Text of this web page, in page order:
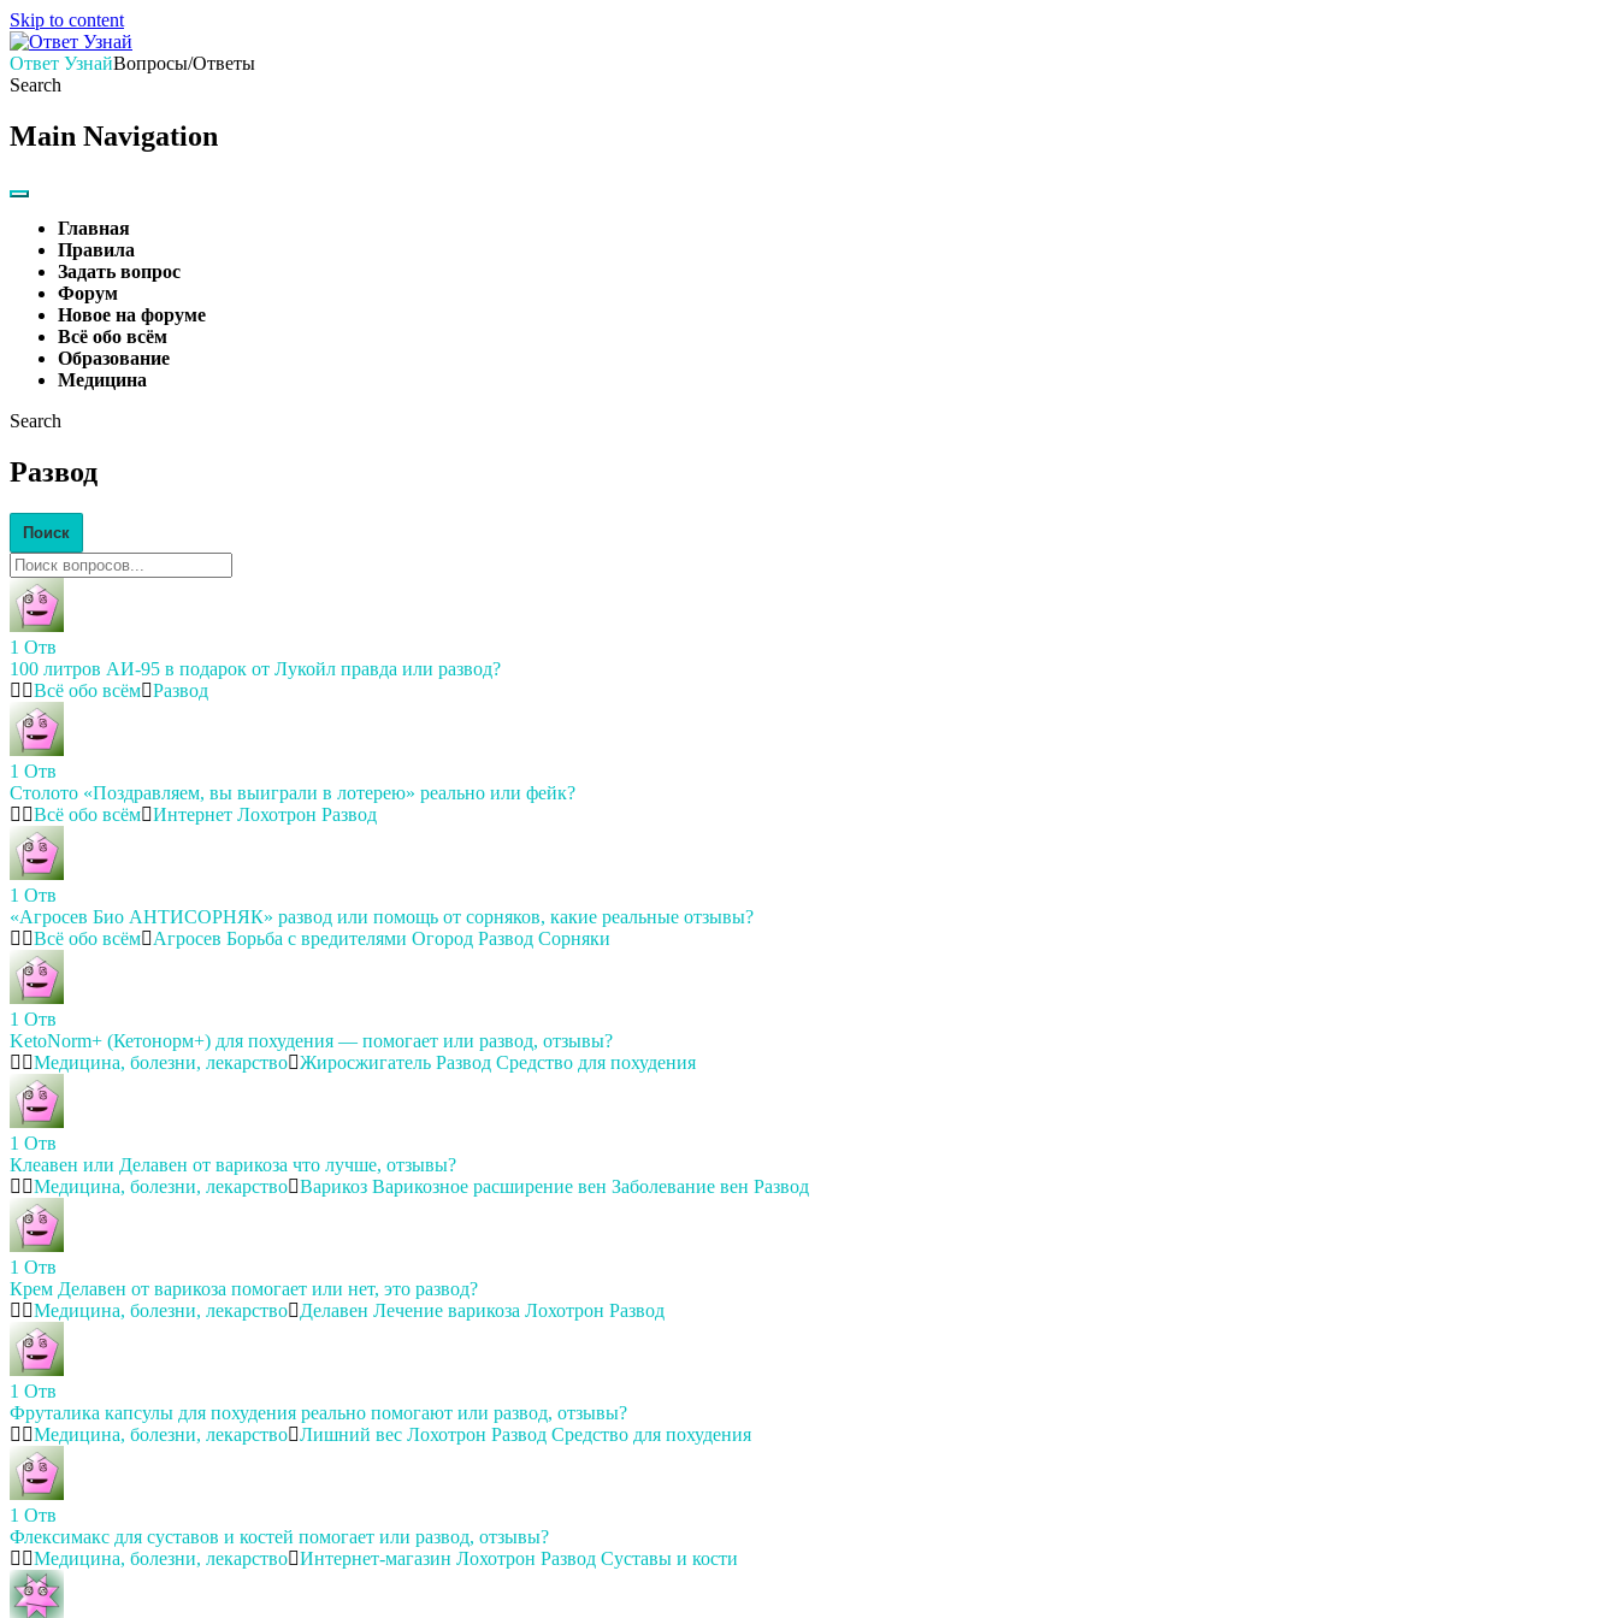
Skip to content
Ответ УзнайВопросы/Ответы
Search
Main Navigation
Главная
Правила
Задать вопрос
Форум
Новое на форуме
Всё обо всём
Образование
Медицина
Search
Развод
Поиск
1 Отв
100 литров АИ-95 в подарок от Лукойл правда или развод?
Всё обо всём Развод
1 Отв
Столото «Поздравляем, вы выиграли в лотерею» реально или фейк?
Всё обо всём Интернет Лохотрон Развод
1 Отв
«Агросев Био АНТИСОРНЯК» развод или помощь от сорняков, какие реальные отзывы?
Всё обо всём
Агросев Борьба с вредителями Огород Развод Сорняки
1 Отв
KetoNorm+ (Кетонорм+) для похудения — помогает или развод, отзывы?
Медицина, болезни, лекарство Жиросжигатель Развод Средство для похудения
1 Отв
Клеавен или Делавен от варикоза что лучше, отзывы?
Медицина, болезни, лекарство Варикоз Варикозное расширение вен Заболевание вен Развод
1 Отв
Крем Делавен от варикоза помогает или нет, это развод?
Медицина, болезни, лекарство
Делавен Лечение варикоза Лохотрон Развод
1 Отв
Фруталика капсулы для похудения реально помогают или развод, отзывы?
Медицина, болезни, лекарство Лишний вес Лохотрон Развод Средство для похудения
1 Отв
Флексимакс для суставов и костей помогает или развод, отзывы?
Медицина, болезни, лекарство Интернет-магазин Лохотрон Развод Суставы и кости